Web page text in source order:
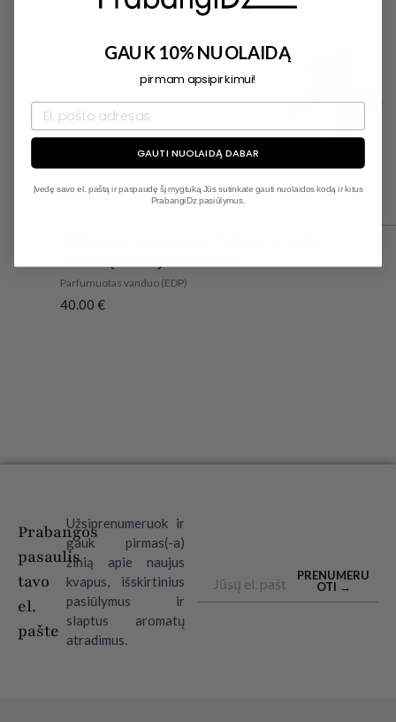
Parfumuotas vanduo (EDP)
40.00 €
Prabangos
pasaulis
tavo
el.
pašte
Užsiprenumeruok ir
gauk pirmas(-a)
žinią apie naujus
kvapus, išskirtinius
pasiūlymus ir
slaptus aromatų
atradimus.
PRENUMERU
OTI →
GAUK 10% NUOLAIDĄ
pirmam apsipirkimui!
GAUTI NUOLAIDĄ DABAR
Įvedę savo el. paštą ir paspaudę šį mygtuką Jūs sutinkate gauti nuolaidos kodą ir kitus
PrabangiDz pasiūlymus.